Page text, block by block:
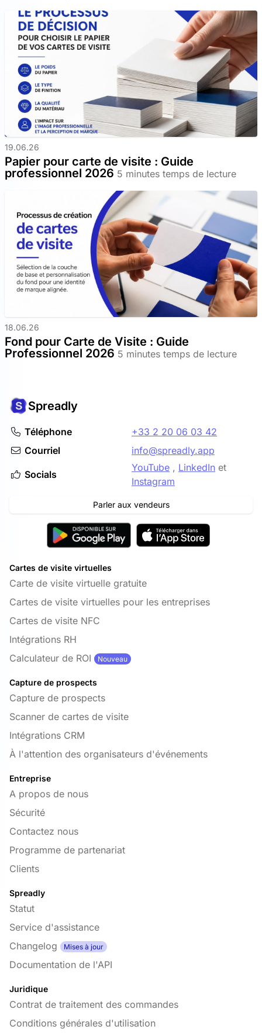
19.06.26
Papier pour carte de visite : Guide
professionnel 2026 5 minutes temps de lecture
18.06.26
Fond pour Carte de Visite : Guide
Professionnel 2026 5 minutes temps de lecture
Spreadly
Téléphone
+33 2 20 06 03 42
Courriel
info@spreadly.app
Socials
YouTube , LinkedIn et
Instagram
Parler aux vendeurs
Cartes de visite virtuelles
Carte de visite virtuelle gratuite
Cartes de visite virtuelles pour les entreprises
Cartes de visite NFC
Intégrations RH
Calculateur de ROI
Nouveau
Capture de prospects
Capture de prospects
Scanner de cartes de visite
Intégrations CRM
À l'attention des organisateurs d'événements
Entreprise
A propos de nous
Sécurité
Contactez nous
Programme de partenariat
Clients
Spreadly
Statut
Service d'assistance
Changelog
Mises à jour
Documentation de l'API
Juridique
Contrat de traitement des commandes
Conditions générales d'utilisation